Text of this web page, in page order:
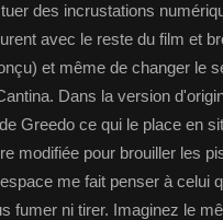
des incrustations
avec le reste du film et
et même de changer le
Dans la version
Greedo ce qui le place en
modifiée pour brouiller les
me fait penser à celui
fumer ni tirer. Imaginez le